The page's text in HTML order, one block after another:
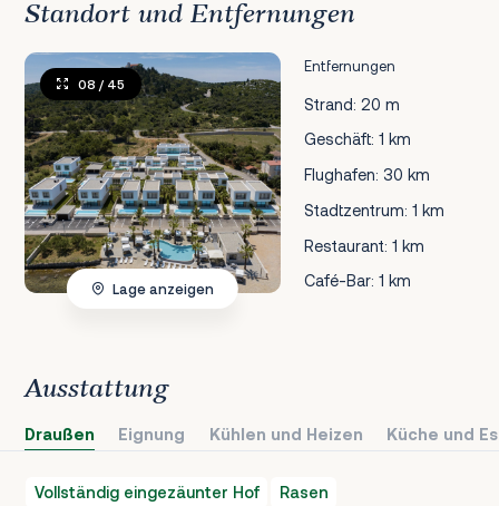
Standort und Entfernungen
Entfernungen
Strand: 20 m
Geschäft: 1 km
Flughafen: 30 km
Stadtzentrum: 1 km
Restaurant: 1 km
Café-Bar: 1 km
08 / 45
Lage anzeigen
Ausstattung
Draußen Eignung Kühlen und Heizen Küche und
Vollständig eingezäunter Hof Rasen